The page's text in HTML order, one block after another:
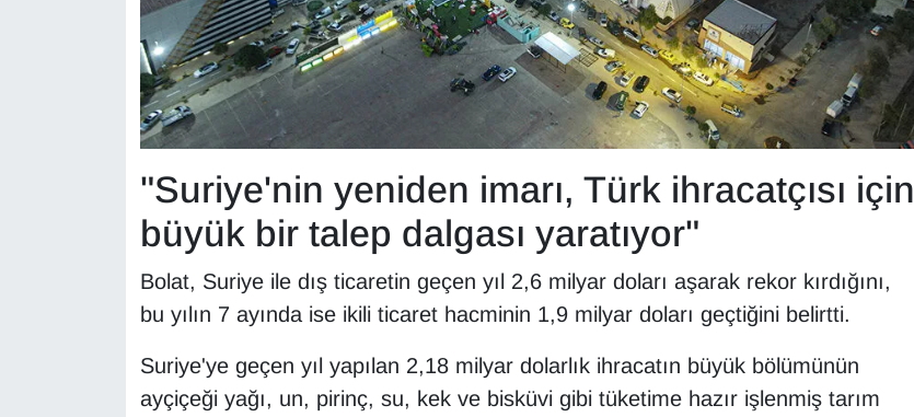
"Suriye'nin yeniden imarı, Türk ihracatçısı için
büyük bir talep dalgası yaratıyor"
Bolat, Suriye ile dış ticaretin geçen yıl 2,6 milyar doları aşarak rekor kırdığını,
bu yılın 7 ayında ise ikili ticaret hacminin 1,9 milyar doları geçtiğini belirtti.
Suriye'ye geçen yıl yapılan 2,18 milyar dolarlık ihracatın büyük bölümünün
ayçiçeği yağı, un, pirinç, su, kek ve bisküvi gibi tüketime hazır işlenmiş tarım